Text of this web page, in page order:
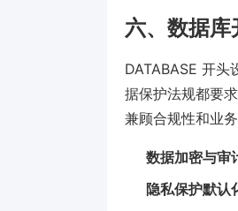
六、数据
DATABASE 开头
据保护法规都要
兼顾合规性和业
数据加密与审
隐私保护默认